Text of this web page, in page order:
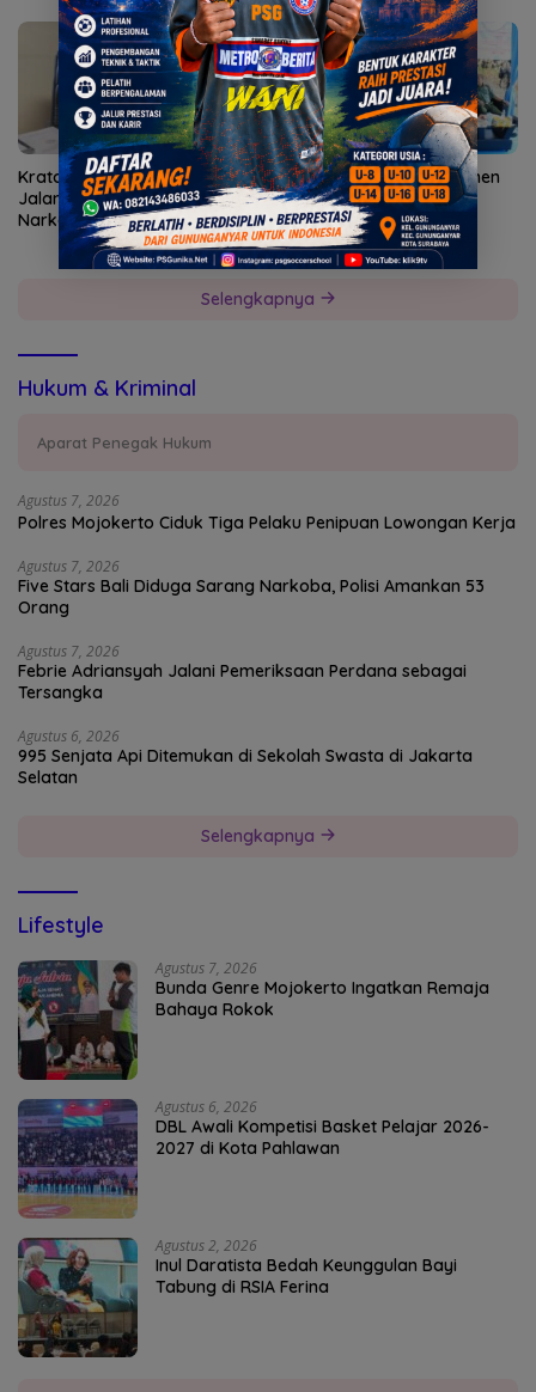
Kratom di Persimpangan
Jalan: Antara Jerat
Narkotika dan Potensi
Devisa Negara
Polres Gresik Sukses Panen
Raya Jagung Serentak
Selengkapnya
Hukum & Kriminal
Aparat Penegak Hukum
Agustus 7, 2026
Polres Mojokerto Ciduk Tiga Pelaku Penipuan Lowongan Kerja
Agustus 7, 2026
Five Stars Bali Diduga Sarang Narkoba, Polisi Amankan 53
Orang
Agustus 7, 2026
Febrie Adriansyah Jalani Pemeriksaan Perdana sebagai
Tersangka
Agustus 6, 2026
995 Senjata Api Ditemukan di Sekolah Swasta di Jakarta
Selatan
Selengkapnya
Lifestyle
Agustus 7, 2026
Bunda Genre Mojokerto Ingatkan Remaja
Bahaya Rokok
Agustus 6, 2026
DBL Awali Kompetisi Basket Pelajar 2026-
2027 di Kota Pahlawan
Agustus 2, 2026
Inul Daratista Bedah Keunggulan Bayi
Tabung di RSIA Ferina